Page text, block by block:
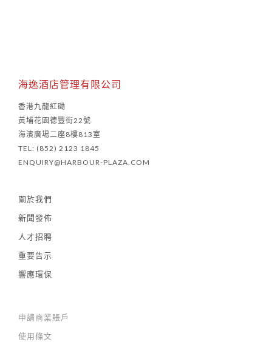
海逸酒店管理有限公司
香港九龍紅磡
黃埔花園德豐街22號
海濱廣場二座8樓813室
TEL: (852) 2123 1845
ENQUIRY@HARBOUR-PLAZA.COM
關於我們
新聞發佈
人才招聘
重要告示
響應環保
申請商業賬戶
使用條文